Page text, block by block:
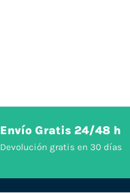
Envío Gratis 24/48 h
Devolución gratis en 30 días